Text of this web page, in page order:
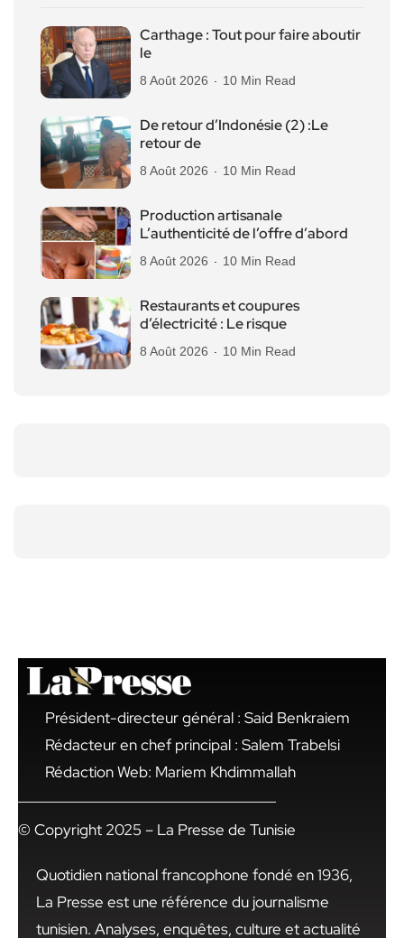
Carthage : Tout pour faire aboutir
le
8 Août 2026 10 Min Read
De retour d’Indonésie (2) :Le
retour de
8 Août 2026 10 Min Read
Production artisanale
L’authenticité de l’offre d’abord
8 Août 2026 10 Min Read
Restaurants et coupures
d’électricité : Le risque
8 Août 2026 10 Min Read
Président-directeur général : Said Benkraiem
Rédacteur en chef principal : Salem Trabelsi
Rédaction Web: Mariem Khdimmallah
© Copyright 2025 – La Presse de Tunisie
Quotidien national francophone fondé en 1936,
La Presse est une référence du journalisme
tunisien. Analyses, enquêtes, culture et actualité